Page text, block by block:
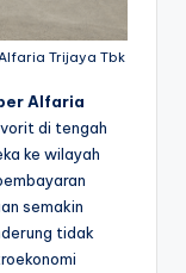
Trijaya Tbk
Alfaria
di tengah
ke wilayah
semakin
tidak